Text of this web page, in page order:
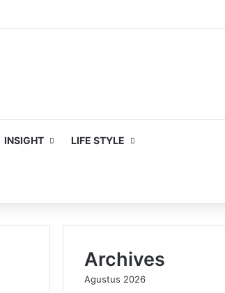
INSIGHT LIFE STYLE
Archives
Agustus 2026